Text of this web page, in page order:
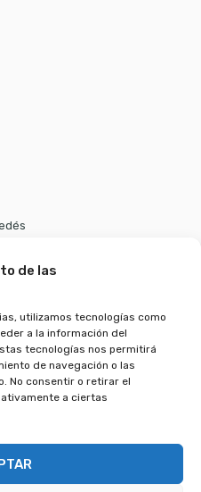
de las
utilizamos tecnologías como
a la información del
tecnologías nos permitirá
de navegación o las
No consentir o retirar el
a ciertas